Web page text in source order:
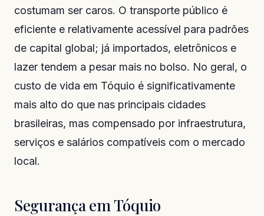
costumam ser caros. O transporte público é
eficiente e relativamente acessível para padrões
de capital global; já importados, eletrônicos e
lazer tendem a pesar mais no bolso. No geral, o
custo de vida em Tóquio é significativamente
mais alto do que nas principais cidades
brasileiras, mas compensado por infraestrutura,
serviços e salários compatíveis com o mercado
local.
Segurança em Tóquio